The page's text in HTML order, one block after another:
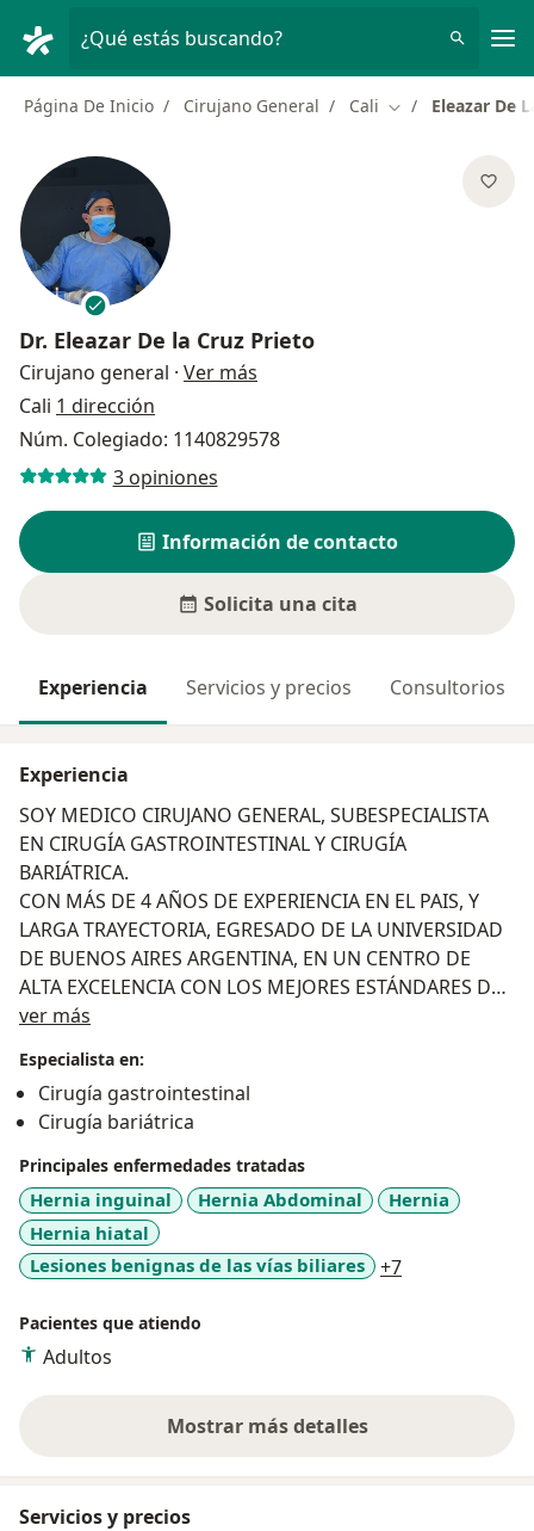
¿Qué estás buscando?
Página De Inicio Cirujano General Cali Cambiar de
Eleazar De
Dr. Eleazar De la Cruz Prieto
Cirujano general · Ver más
Cali 1 dirección
Núm. Colegiado: 1140829578
3 opiniones
Información de contacto
Solicita una cita
Experiencia Servicios y precios Consultorios
Experiencia
SOY MEDICO CIRUJANO GENERAL, SUBESPECIALISTA
EN CIRUGÍA GASTROINTESTINAL Y CIRUGÍA
BARIÁTRICA.
CON MÁS DE 4 AÑOS DE EXPERIENCIA EN EL PAIS, Y
LARGA TRAYECTORIA, EGRESADO DE LA UNIVERSIDAD
DE BUENOS AIRES ARGENTINA, EN UN CENTRO DE
ALTA EXCELENCIA CON LOS MEJORES ESTÁNDARES DE
CALIDAD.
PÉRDIDA DE PESO EN EL AREA DE CIRUGIA BARIATRICA
Y TODO LO RELACIONADO CON EL APARATO
GASTROINTESTINAL.
“me interesa poder generar cambios en la actitud de
los pacientes y al perder el miedo por mejorar su vida”
ver más
Especialista en:
Cirugía gastrointestinal
Cirugía bariátrica
Principales enfermedades tratadas
Hernia inguinal Hernia Abdominal
Hernia
Hernia hiatal
Lesiones benignas de las vías biliares
+7
Pacientes que atiendo
Adultos
Mostrar más detalles
sobre la experiencia
Servicios y precios